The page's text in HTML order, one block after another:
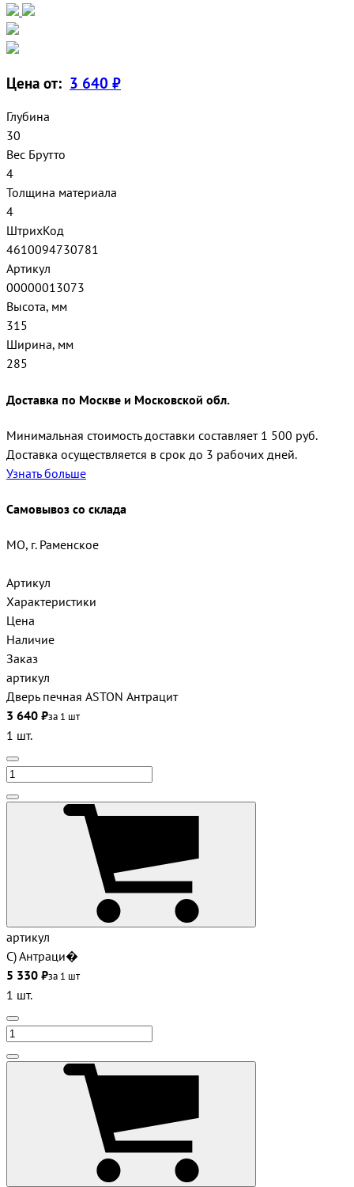
Цена от: 3 640 ₽
Глубина
30
Вес Брутто
4
Толщина материала
4
ШтрихКод
4610094730781
Артикул
00000013073
Высота, мм
315
Ширина, мм
285
Доставка по Москве и Московской обл.
Минимальная стоимость доставки составляет 1 500 руб.
Доставка осуществляется в срок до 3 рабочих дней.
Узнать больше
Самовывоз со склада
МО, г. Раменское
Артикул
Характеристики
Цена
Наличие
Заказ
артикул
Дверь печная ASTON Антрацит
3 640 ₽за 1 шт
1 шт.
артикул
С) Антраци�
5 330 ₽за 1 шт
1 шт.